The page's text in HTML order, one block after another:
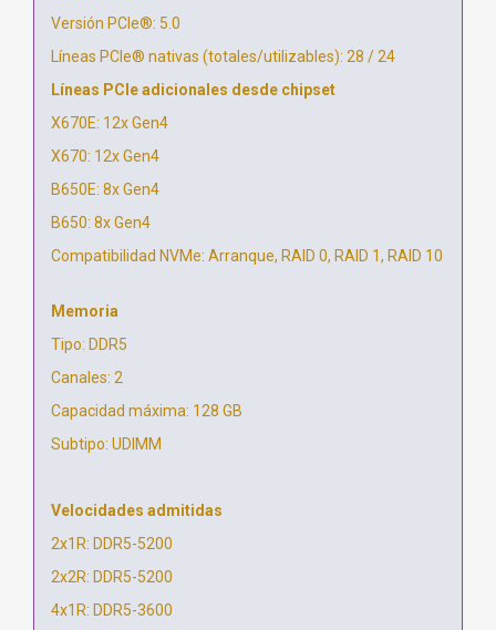
Versión PCIe®: 5.0
Líneas PCIe® nativas (totales/utilizables): 28 / 24
Líneas PCIe adicionales desde chipset
X670E: 12x Gen4
X670: 12x Gen4
B650E: 8x Gen4
B650: 8x Gen4
Compatibilidad NVMe: Arranque, RAID 0, RAID 1, RAID 10
Memoria
Tipo: DDR5
Canales: 2
Capacidad máxima: 128 GB
Subtipo: UDIMM
Velocidades admitidas
2x1R: DDR5-5200
2x2R: DDR5-5200
4x1R: DDR5-3600